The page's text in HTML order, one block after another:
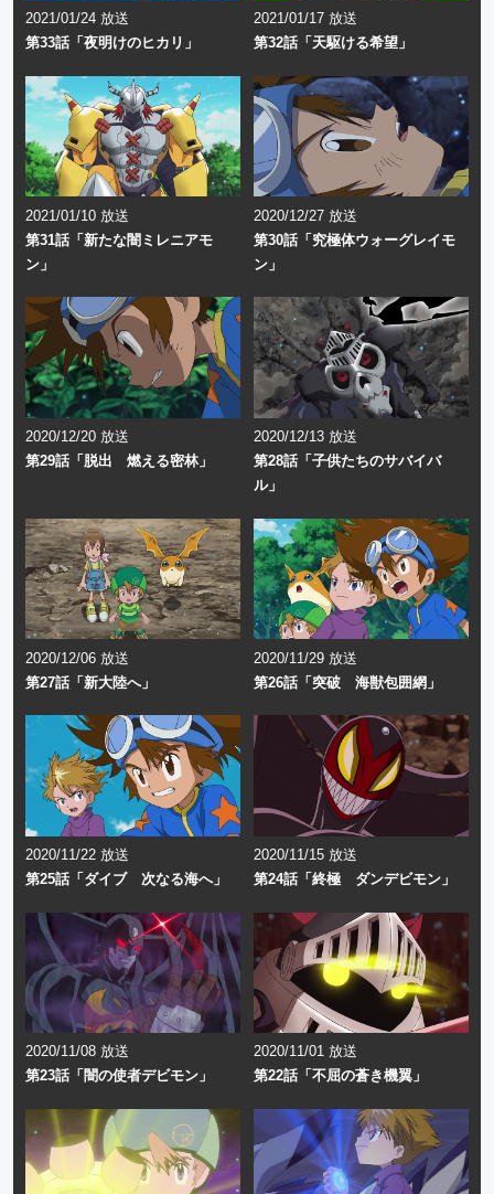
2021/01/24 放送
第33話「夜明けのヒカリ」
2021/01/17 放送
第32話「天駆ける希望」
2021/01/10 放送
第31話「新たな闇ミレニアモ
ン」
2020/12/27 放送
第30話「究極体ウォーグレイモ
ン」
2020/12/20 放送
第29話「脱出 燃える密林」
2020/12/13 放送
第28話「子供たちのサバイバ
ル」
2020/12/06 放送
第27話「新大陸へ」
2020/11/29 放送
第26話「突破 海獣包囲網」
2020/11/22 放送
第25話「ダイブ 次なる海へ」
2020/11/15 放送
第24話「終極 ダンデビモン」
2020/11/08 放送
第23話「闇の使者デビモン」
2020/11/01 放送
第22話「不屈の蒼き機翼」